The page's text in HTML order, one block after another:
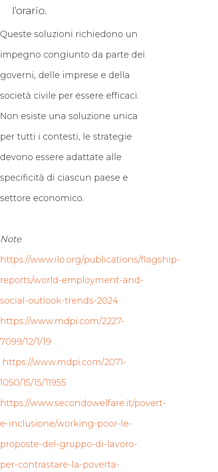
l’orario.
Queste soluzioni richiedono un
impegno congiunto da parte dei
governi, delle imprese e della
società civile per essere efficaci.
Non esiste una soluzione unica
per tutti i contesti, le strategie
devono essere adattate alle
specificità di ciascun paese e
settore economico.
Note
https://www.ilo.org/publications/flagship-
reports/world-employment-and-
social-outlook-trends-2024
https://www.mdpi.com/2227-
7099/12/1/19
https://www.mdpi.com/2071-
1050/15/15/11955
https://www.secondowelfare.it/povert-
e-inclusione/working-poor-le-
proposte-del-gruppo-di-lavoro-
per-contrastare-la-poverta-